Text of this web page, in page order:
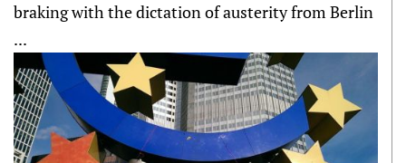
braking with the dictation of austerity from Berlin
...